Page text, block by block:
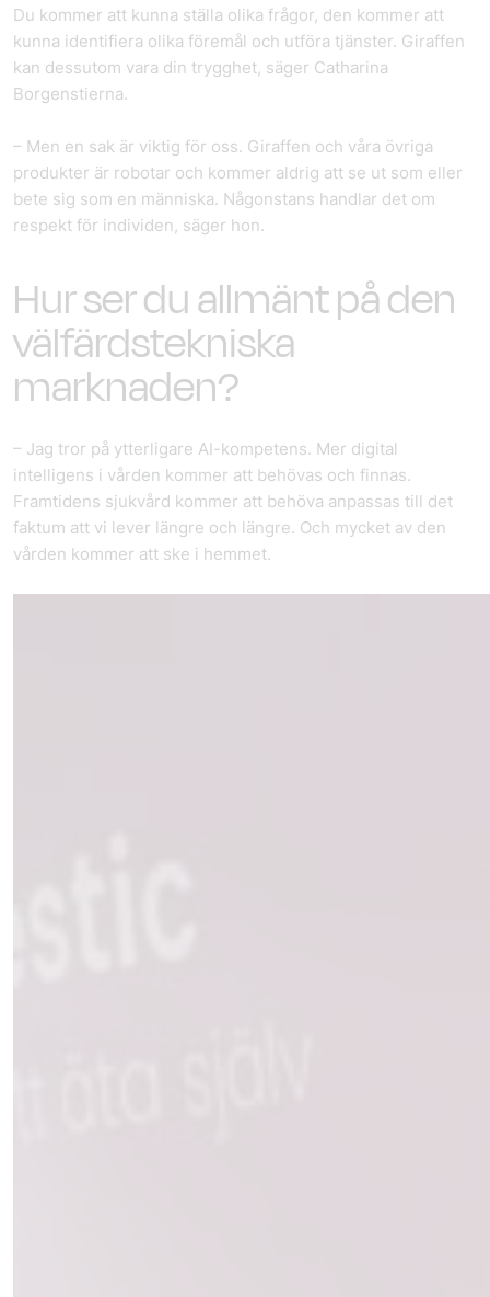
Du kommer att kunna ställa olika frågor, den kommer att
kunna identifiera olika föremål och utföra tjänster. Giraffen
kan dessutom vara din trygghet, säger Catharina
Borgenstierna.
– Men en sak är viktig för oss. Giraffen och våra övriga
produkter är robotar och kommer aldrig att se ut som eller
bete sig som en människa. Någonstans handlar det om
respekt för individen, säger hon.
Hur ser du allmänt på den
välfärdstekniska
marknaden?
– Jag tror på ytterligare AI-kompetens. Mer digital
intelligens i vården kommer att behövas och finnas.
Framtidens sjukvård kommer att behöva anpassas till det
faktum att vi lever längre och längre. Och mycket av den
vården kommer att ske i hemmet.